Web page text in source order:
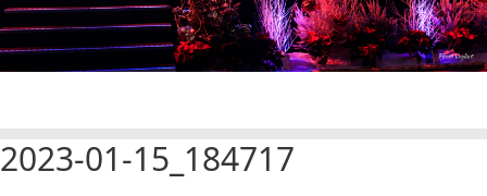
2023-01-15_184717